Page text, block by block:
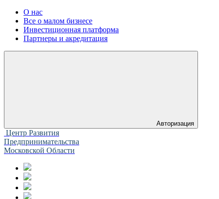
О нас
Все о малом бизнесе
Инвестиционная платформа
Партнеры и акредитация
Авторизация
Центр Развития
Предпринимательства
Московской Области